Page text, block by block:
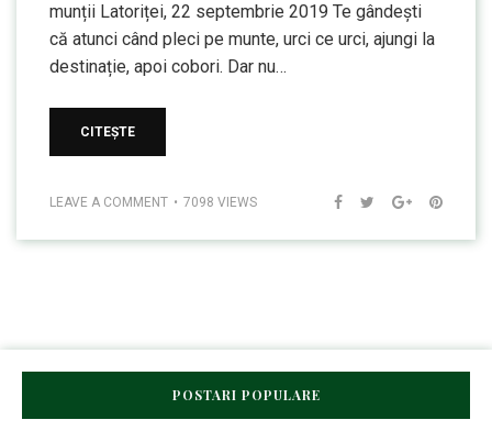
munții Latoriței, 22 septembrie 2019 Te gândești
că atunci când pleci pe munte, urci ce urci, ajungi la
destinație, apoi cobori. Dar nu…
CITEȘTE
LEAVE A COMMENT 7098 VIEWS
POSTARI POPULARE